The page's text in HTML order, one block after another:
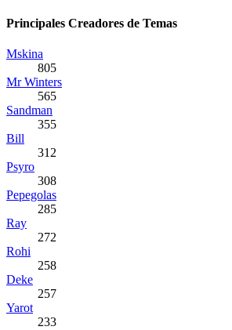
Principales Creadores de Temas
Mskina
805
Mr Winters
565
Sandman
355
Bill
312
Psyro
308
Pepegolas
285
Ray
272
Rohi
258
Deke
257
Yarot
233